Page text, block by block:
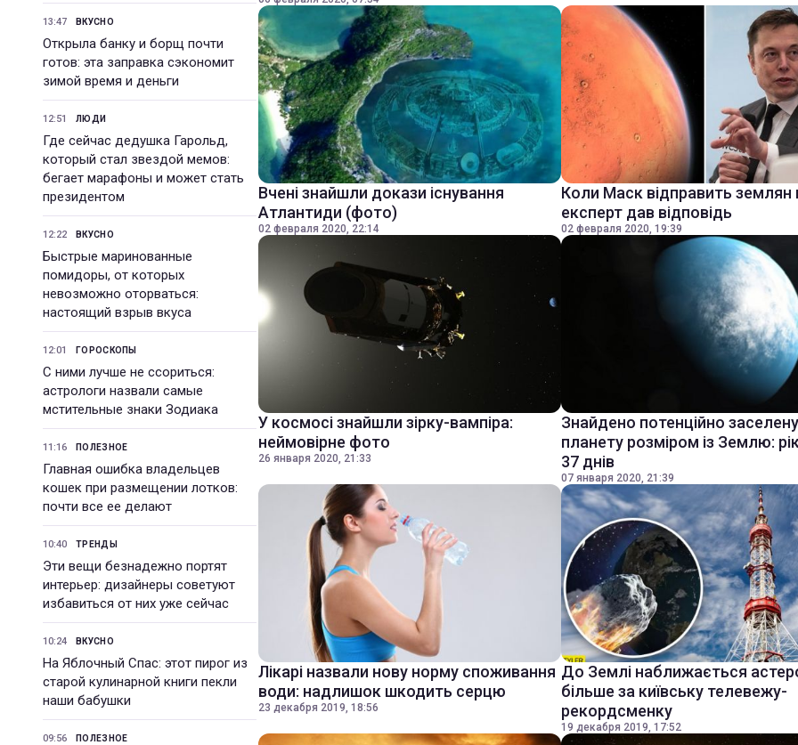
13:47 ВКУСНО
Открыла банку и борщ почти
готов: эта заправка сэкономит
зимой время и деньги
12:51 ЛЮДИ
Где сейчас дедушка Гарольд,
который стал звездой мемов:
бегает марафоны и может стать
президентом
12:22 ВКУСНО
Быстрые маринованные
помидоры, от которых
невозможно оторваться:
настоящий взрыв вкуса
12:01 ГОРОСКОПЫ
С ними лучше не ссориться:
астрологи назвали самые
мстительные знаки Зодиака
11:16 ПОЛЕЗНОЕ
Главная ошибка владельцев
кошек при размещении лотков:
почти все ее делают
10:40 ТРЕНДЫ
Эти вещи безнадежно портят
интерьер: дизайнеры советуют
избавиться от них уже сейчас
10:24 ВКУСНО
На Яблочный Спас: этот пирог из
старой кулинарной книги пекли
наши бабушки
09:56 ПОЛЕЗНОЕ
Вчені знайшли докази існування
Атлантиди (фото)
02 февраля 2020, 22:14
Коли Маск відправить землян
експерт дав відповідь
02 февраля 2020, 19:39
У космосі знайшли зірку-вампіра:
неймовірне фото
26 января 2020, 21:33
Знайдено потенційно заселену
планету розміром із Землю:
37 днів
07 января 2020, 21:39
Лікарі назвали нову норму споживання
води: надлишок шкодить серцю
23 декабря 2019, 18:56
До Землі наближається
більше за київську телевежу-
рекордсменку
19 декабря 2019, 17:52